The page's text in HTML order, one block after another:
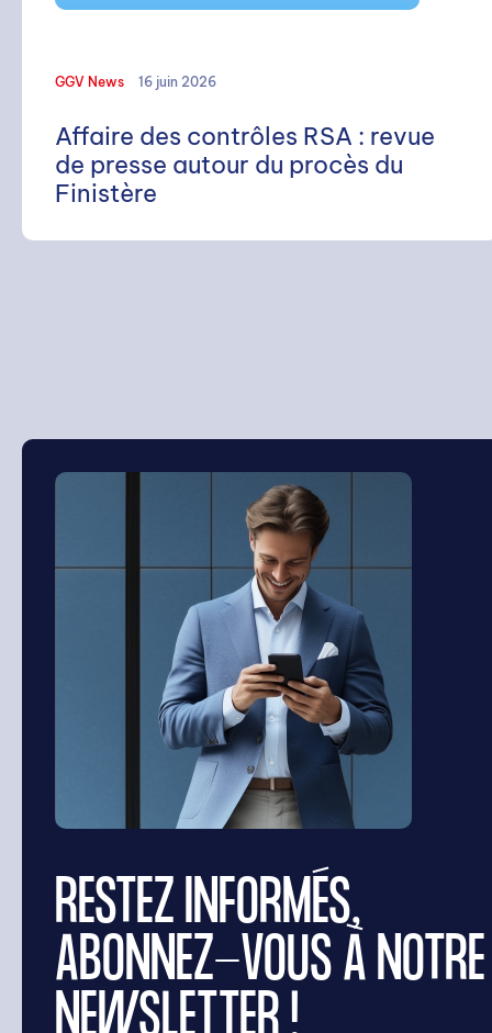
GGV News 16 juin 2026
Affaire des contrôles RSA : revue
de presse autour du procès du
Finistère
RESTEZ INFORMÉS,
ABONNEZ-VOUS À NOTRE